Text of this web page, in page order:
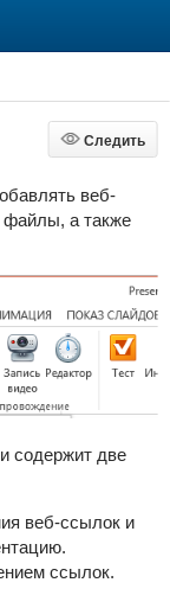
Следить
Следить
веб-
файлы, а также
содержит две
веб-ссылок и
ссылок.